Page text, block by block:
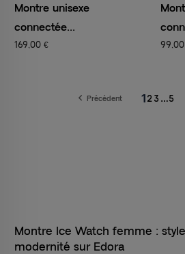
Montre unisexe
connectée...
169,00 €
 Précédent 1 2 3 …5
Montre Ice Watch femme :
modernité sur Edora